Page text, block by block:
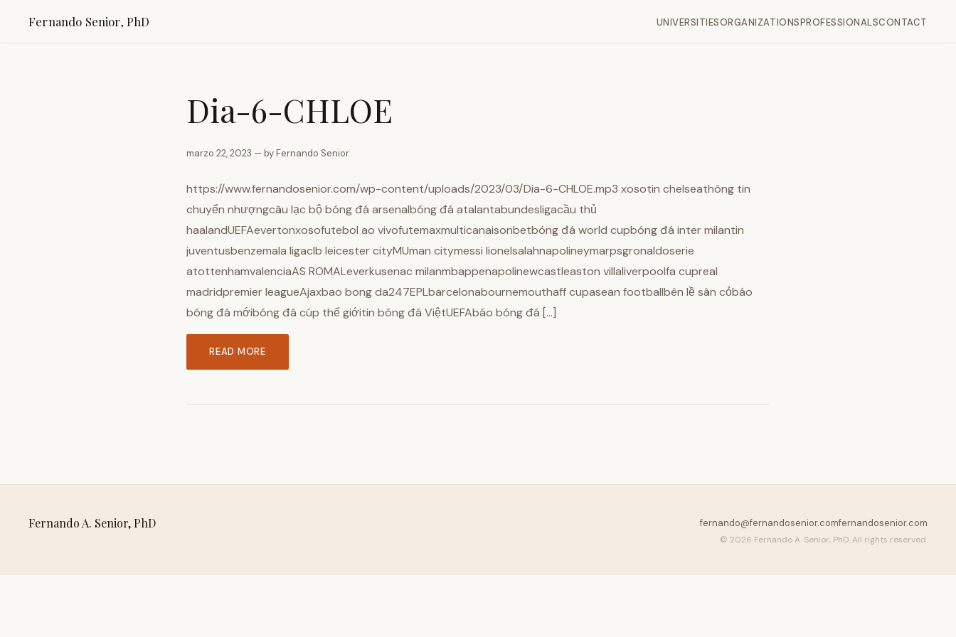
Fernando Senior, PhD UNIVERSITIESORGANIZATIONSPROFESSIONALSCONTACT
Dia-6-CHLOE
marzo 22, 2023 — by Fernando Senior
https://www.fernandosenior.com/wp-content/uploads/2023/03/Dia-6-CHLOE.mp3 xosotin chelseathông tin
chuyển nhượngcâu lạc bộ bóng đá arsenalbóng đá atalantabundesligacầu thủ
haalandUEFAevertonxosofutebol ao vivofutemaxmulticanaisonbetbóng đá world cupbóng đá inter milantin
juventusbenzemala ligaclb leicester cityMUman citymessi lionelsalahnapolineymarpsgronaldoserie
atottenhamvalenciaAS ROMALeverkusenac milanmbappenapolinewcastleaston villaliverpoolfa cupreal
madridpremier leagueAjaxbao bong da247EPLbarcelonabournemouthaff cupasean footballbên lề sân cỏbáo
bóng đá mớibóng đá cúp thế giớitin bóng đá ViệtUEFAbáo bóng đá […]
READ MORE
Fernando A. Senior, PhD fernando@fernandosenior.comfernandosenior.com
© 2026 Fernando A. Senior, PhD. All rights reserved.